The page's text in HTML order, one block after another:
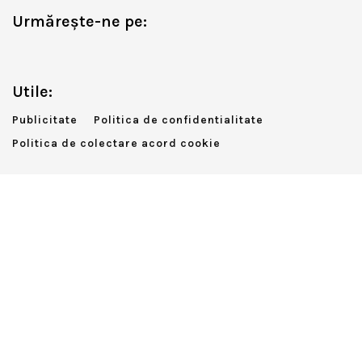
Urmărește-ne pe:
Utile:
Publicitate
Politica de confidentialitate
Politica de colectare acord cookie